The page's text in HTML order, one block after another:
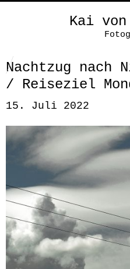
Kai
Nachtzug nach
/ Reiseziel
15. Juli 2022